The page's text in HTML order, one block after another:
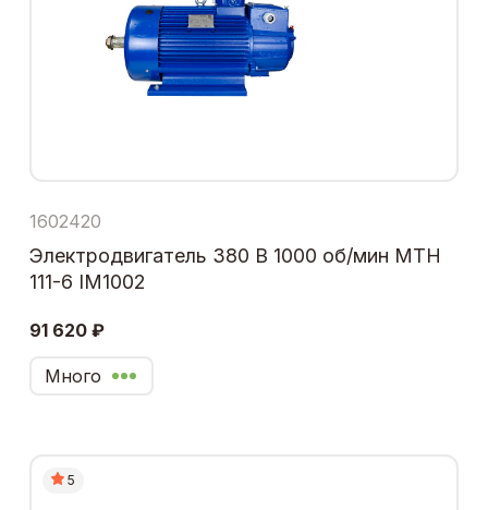
1602420
Электродвигатель 380 В 1000 об/мин МТН
111-6 IM1002
91 620 ₽
Много
5